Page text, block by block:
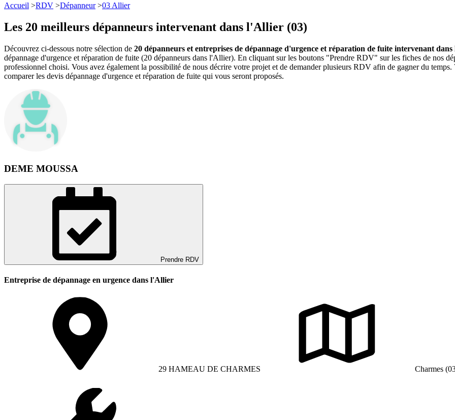
Accueil >RDV >Dépanneur>03 Allier
Les 20 meilleurs dépanneurs intervenant dans l'Allier (03)
Découvrez ci-dessous notre sélection de 20 dépanneurs et entreprises de dépannage d'urgence et réparation de fuite intervenant
dépannage d'urgence et réparation de fuite (20 dépanneurs dans l'Allier). En cliquant sur les boutons "Prendre RDV" sur les fiches de nos
professionnel choisi. Vous avez également la possibilité de nous décrire votre projet et de demander plusieurs RDV afin de gagner du
comparer les devis dépannage d'urgence et réparation de fuite qui vous seront proposés.
DEME MOUSSA
Prendre RDV
Entreprise de dépannage en urgence dans l'Allier
29 HAMEAU DE CHARMES Charmes